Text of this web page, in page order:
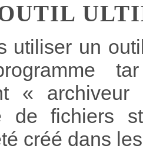
utiliser un
«
de fichiers
créé dans